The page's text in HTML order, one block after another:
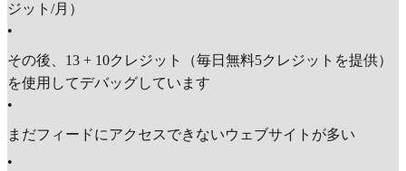
ジット/月）
•
その後、13 + 10クレジット（毎日無料5クレジットを提供）
を使用してデバッグしています
•
まだフィードにアクセスできないウェブサイトが多い
•